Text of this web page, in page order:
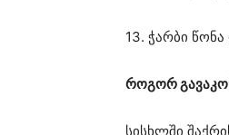
13. ჭარბი
როგორ
სისხლში